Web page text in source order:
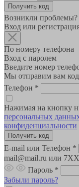
Возникли проблемы?
Вход или
По номеру телефона
Вход с паролем
Введите номер
Мы отправим вам
Телефон *
Нажимая на кнопку
персональных
конфиденциальности
E-mail или Телефон *
mail@mail.ru или
Пароль *
Забыли пароль?